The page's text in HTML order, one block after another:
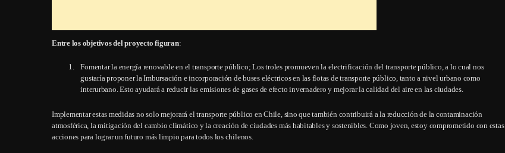
Entre los objetivos del proyecto figuran:
Fomentar la energía renovable en el transporte público; Los troles promueven la electrificación del transporte público, a lo cual nos
gustaría proponer la Imbursación e incorporación de buses eléctricos en las flotas de transporte público, tanto a nivel urbano como
interurbano. Esto ayudará a reducir las emisiones de gases de efecto invernadero y mejorar la calidad del aire en las ciudades.
Implementar estas medidas no solo mejorará el transporte público en Chile, sino que también contribuirá a la reducción de la contaminación
atmosférica, la mitigación del cambio climático y la creación de ciudades más habitables y sostenibles. Como joven, estoy comprometido con estas
acciones para lograr un futuro más limpio para todos los chilenos.